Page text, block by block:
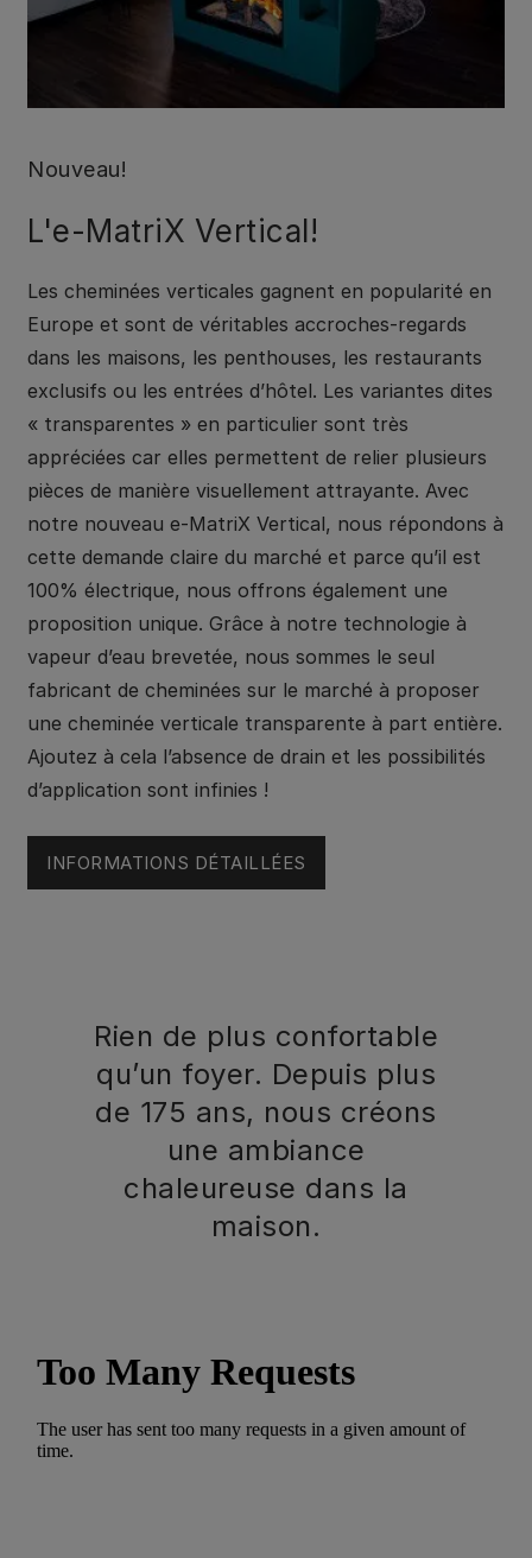
Nouveau!
L'e-MatriX Vertical!
Les cheminées verticales gagnent en popularité en
Europe et sont de véritables accroches-regards
dans les maisons, les penthouses, les restaurants
exclusifs ou les entrées d’hôtel. Les variantes dites
« transparentes » en particulier sont très
appréciées car elles permettent de relier plusieurs
pièces de manière visuellement attrayante. Avec
notre nouveau e-MatriX Vertical, nous répondons à
cette demande claire du marché et parce qu’il est
100% électrique, nous offrons également une
proposition unique. Grâce à notre technologie à
vapeur d’eau brevetée, nous sommes le seul
fabricant de cheminées sur le marché à proposer
une cheminée verticale transparente à part entière.
Ajoutez à cela l’absence de drain et les possibilités
d’application sont infinies !
INFORMATIONS DÉTAILLÉES
Rien de plus confortable
qu’un foyer. Depuis plus
de 175 ans, nous créons
une ambiance
chaleureuse dans la
maison.